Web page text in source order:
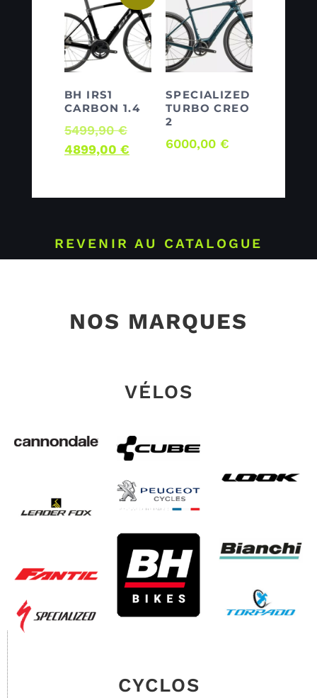
BH IRS1
CARBON 1.4
5499,90€
4899,00 €
SPECIALIZED
TURBO CREO
2
6000,00 €
REVENIR AU CATALOGUE
NOS MARQUES
VÉLOS
CYCLOS